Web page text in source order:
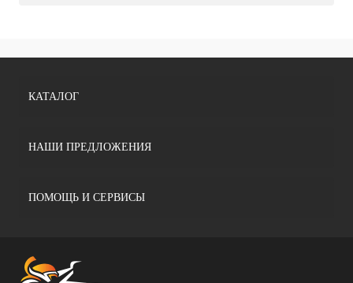
КАТАЛОГ
НАШИ ПРЕДЛОЖЕНИЯ
ПОМОЩЬ И СЕРВИСЫ